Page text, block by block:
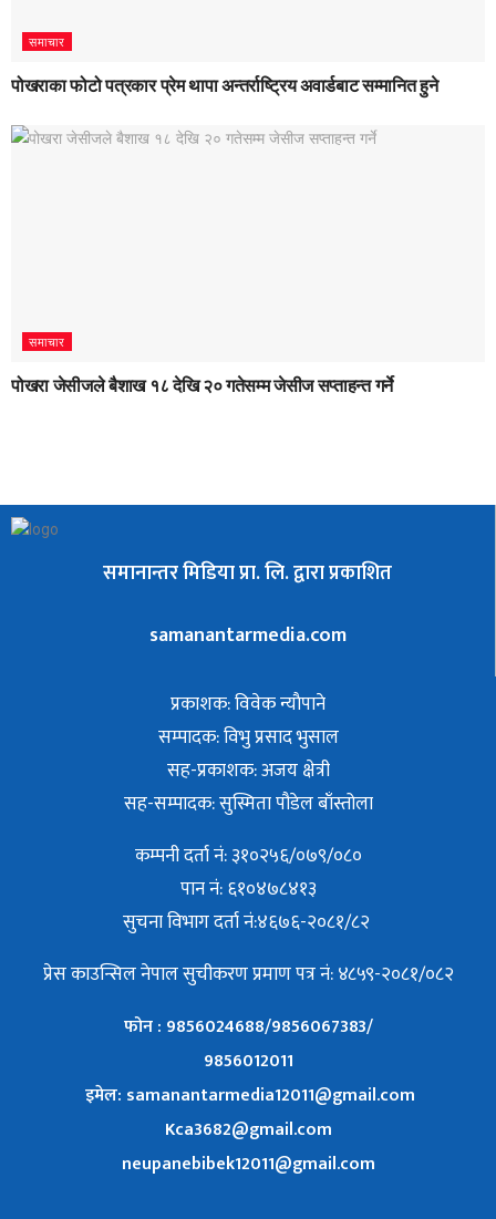
समाचार
पोखराका फोटो पत्रकार प्रेम थापा अन्तर्राष्ट्रिय अवार्डबाट सम्मानित हुने
समाचार
पोखरा जेसीजले बैशाख १८ देखि २० गतेसम्म जेसीज सप्ताहन्त गर्ने
समानान्तर मिडिया प्रा. लि. द्वारा प्रकाशित
samanantarmedia.com
प्रकाशक: विवेक न्याैपाने
सम्पादक: विभु प्रसाद भुसाल
सह-प्रकाशक: अजय क्षेत्री
सह-सम्पादक: सुस्मिता पौडेल बाँस्तोला
कम्पनी दर्ता नं: ३१०२५६/०७९/०८०
पान नं: ६१०४७८४१३
सुचना विभाग दर्ता नं:४६७६-२०८१/८२
प्रेस काउन्सिल नेपाल सुचीकरण प्रमाण पत्र नं: ४८५९-२०८१/०८२
फोन : 9856024688/9856067383/
9856012011
इमेल: samanantarmedia12011@gmail.com
Kca3682@gmail.com
neupanebibek12011@gmail.com